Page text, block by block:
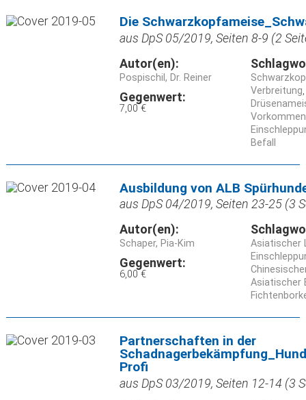
Die
aus DpS 05/2019, Seiten 8-9 (2
Autor(en):
Pospischil, Dr. Reiner
Gegenwert:
7,00 €
Verbreitung
Vorkommen
Befall
Ausbildung von ALB
aus DpS 04/2019, Seiten 23-25 (3
Autor(en):
Schaper, Pia-Kim
Gegenwert:
6,00 €
Asiatischer
Asiatischer
Partnerschaften in der
Profi
aus DpS 03/2019, Seiten 12-14 (3